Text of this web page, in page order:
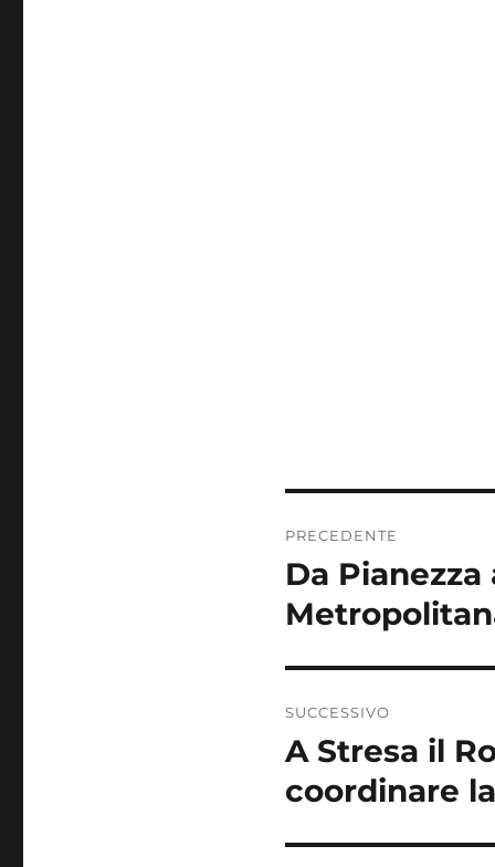
articoli
PRECEDENTE
Articolo
precedente:
Da
SUCCESSIVO
Articolo
successivo:
A Stresa il
coordinare